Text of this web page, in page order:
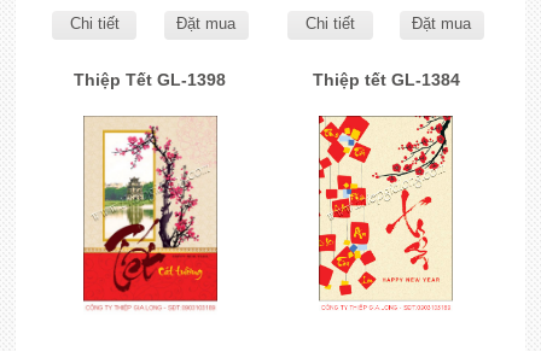
Chi tiết Đặt mua Chi tiết Đặt mua
Thiệp Tết GL-1398 Thiệp tết GL-1384